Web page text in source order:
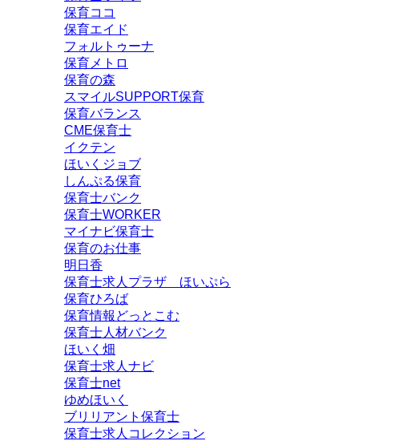
保育ココ
保育エイド
フォルトゥーナ
保育メトロ
保育の森
スマイルSUPPORT保育
保育バランス
CME保育士
イクテン
ほいくジョブ
しんぷる保育
保育士バンク
保育士WORKER
マイナビ保育士
保育のお仕事
明日香
保育士求人プラザ ほいぷら
保育ひろば
保育情報どっとこむ
保育士人材バンク
ほいく畑
保育士求人ナビ
保育士net
ゆめほいく
ブリリアント保育士
保育士求人コレクション